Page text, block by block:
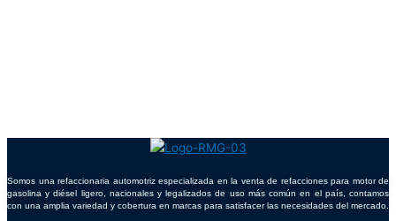
Somos una refaccionaria automotriz especializada en la venta de refacciones para motor de
gasolina y diésel ligero, nacionales y legalizados de uso más común en el país, contamos
con una amplia variedad y cobertura en marcas para satisfacer las necesidades del mercado.